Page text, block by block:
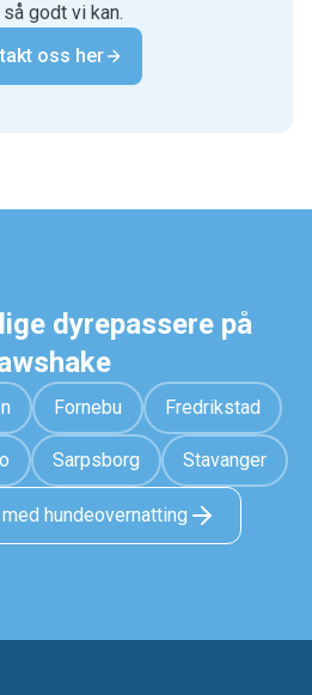
godt vi kan.
oss her
dyrepassere på
Fornebu Fredrikstad
Sarpsborg Stavanger
hundeovernatting